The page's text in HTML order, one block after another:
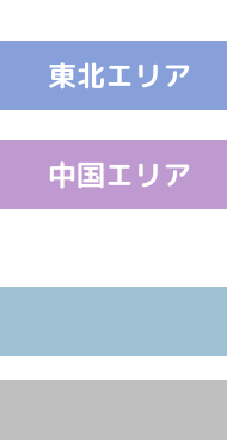
東北エリア
中国エリア